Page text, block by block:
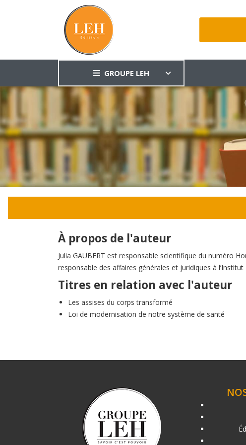
GROUPE LEH
À propos de l'auteur
Julia GAUBERT est responsable scientifique du numéro
responsable des affaires générales et juridiques à
Titres en relation avec l'auteur
Les assises du corps transformé
Loi de modernisation de notre système de santé